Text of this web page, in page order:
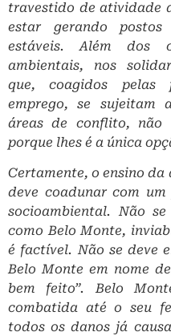
travestido de atividade
estar gerando
estáveis. Além dos
ambientais, nos
que, coagidos pelas
emprego, se sujeitam
áreas de conflito, não
porque lhes é a única
Certamente, o ensino
deve coadunar com
socio­ambiental. Não
como Belo Monte,
é factível. Não se deve
Belo Monte em nome
bem feito”. Belo
combatida até o seu
todos os danos já